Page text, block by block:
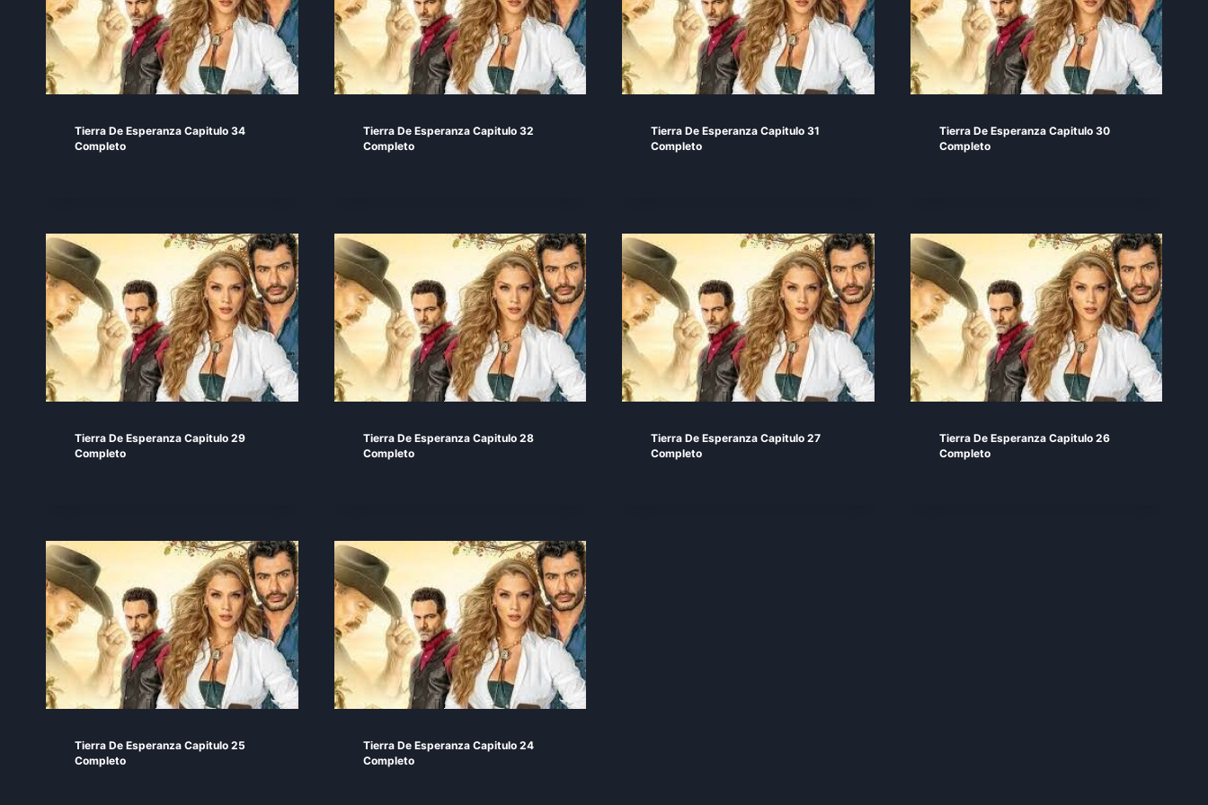
Tierra De Esperanza Capitulo 34
Completo
Tierra De Esperanza Capitulo 32
Completo
Tierra De Esperanza Capitulo 31
Completo
Tierra De Esperanza Capitulo 30
Completo
Tierra De Esperanza Capitulo 29
Completo
Tierra De Esperanza Capitulo 28
Completo
Tierra De Esperanza Capitulo 27
Completo
Tierra De Esperanza Capitulo 26
Completo
Tierra De Esperanza Capitulo 25
Completo
Tierra De Esperanza Capitulo 24
Completo